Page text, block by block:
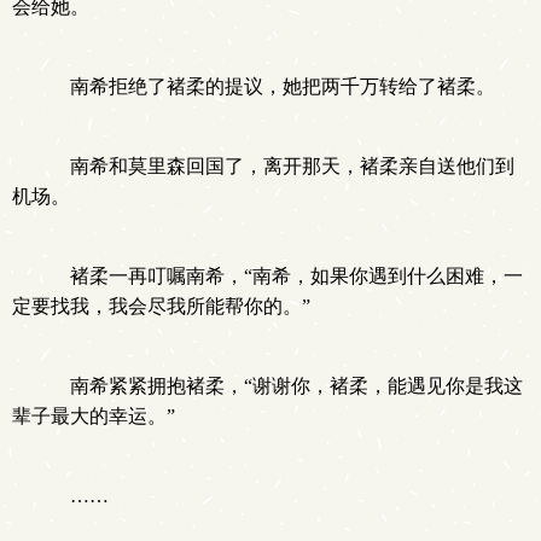
会给她。
南希拒绝了褚柔的提议，她把两千万转给了褚柔。
南希和莫里森回国了，离开那天，褚柔亲自送他们到
机场。
褚柔一再叮嘱南希，“南希，如果你遇到什么困难，一
定要找我，我会尽我所能帮你的。”
南希紧紧拥抱褚柔，“谢谢你，褚柔，能遇见你是我这
辈子最大的幸运。”
……